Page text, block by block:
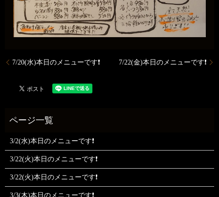
7/20(水)本日のメニューです❗ 7/22(金)本日のメニューです❗
3/2(水)本日のメニューです❗
3/22(火)本日のメニューです❗
3/22(火)本日のメニューです❗
3/3(木)本日のメニューです❗